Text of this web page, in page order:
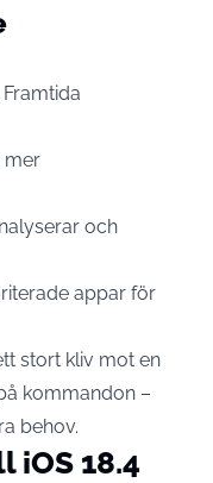
mer
och
appar för
stort kliv mot en
kommandon –
behov.
iOS 18.4